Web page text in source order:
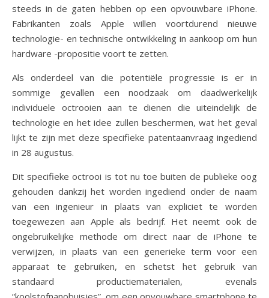
steeds in de gaten hebben op een opvouwbare iPhone.
Fabrikanten zoals Apple willen voortdurend nieuwe
technologie- en technische ontwikkeling in aankoop om hun
hardware -propositie voort te zetten.
Als onderdeel van die potentiële progressie is er in
sommige gevallen een noodzaak om daadwerkelijk
individuele octrooien aan te dienen die uiteindelijk de
technologie en het idee zullen beschermen, wat het geval
lijkt te zijn met deze specifieke patentaanvraag ingediend
in 28 augustus.
Dit specifieke octrooi is tot nu toe buiten de publieke oog
gehouden dankzij het worden ingediend onder de naam
van een ingenieur in plaats van expliciet te worden
toegewezen aan Apple als bedrijf. Het neemt ook de
ongebruikelijke methode om direct naar de iPhone te
verwijzen, in plaats van een generieke term voor een
apparaat te gebruiken, en schetst het gebruik van
standaard productiematerialen, evenals